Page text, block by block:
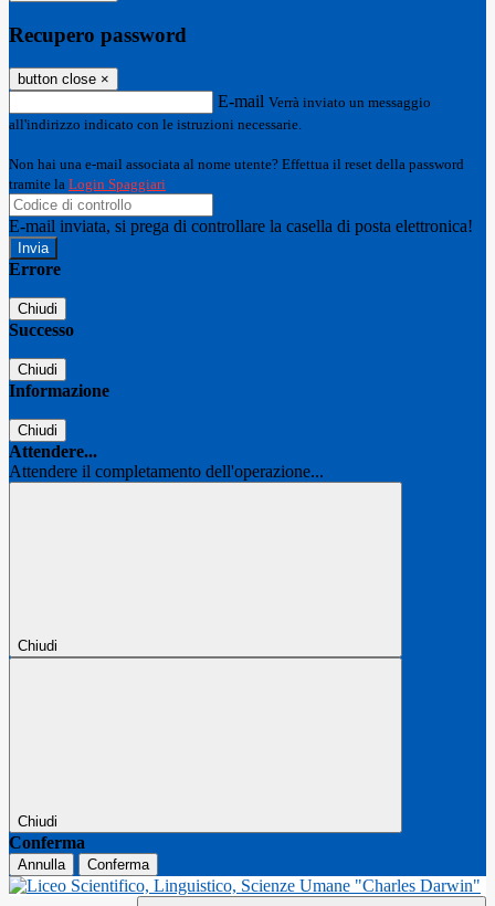
Recupero password
button close ×
E-mail Verrà inviato un messaggio
all'indirizzo indicato con le istruzioni necessarie.
Non hai una e-mail associata al nome utente? Effettua il reset della password
tramite la Login Spaggiari
E-mail inviata, si prega di controllare la casella di posta elettronica!
Errore
Chiudi
Successo
Chiudi
Informazione
Chiudi
Attendere...
Attendere il completamento dell'operazione...
Chiudi
Chiudi
Conferma
Annulla Conferma